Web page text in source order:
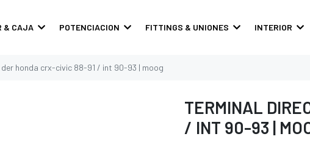
& CAJA POTENCIACION FITTINGS & UNIONES INTERIOR
honda crx-civic 88-91 / int 90-93 | moog
TERMINAL
/ INT 90-93 |